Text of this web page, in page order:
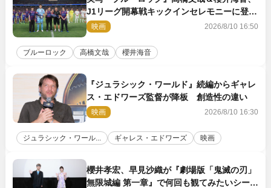
J1リーグ開幕戦キックインセレモニーに登場
＆喜びの声到着
映画 2026/8/10 16:50
ブルーロック 高橋文哉 櫻井海音
『ジュラシック・ワールド』続編からギャレ
ス・エドワーズ監督が降板 創造性の違い
映画 2026/8/10 16:30
ジュラシック・ワール... ギャレス・エドワーズ 映画
櫻井孝宏、早見沙織が『劇場版「鬼滅の刃」
無限城編 第一章』で何回も観てみたいシーン